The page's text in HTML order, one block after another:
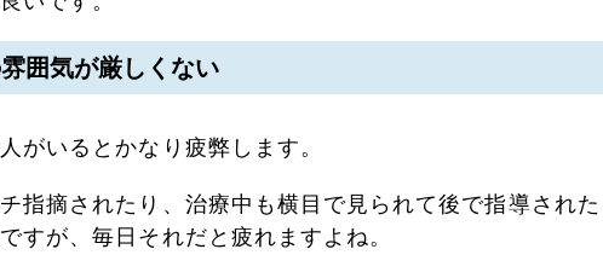
囲気が厳しくない
がいるとかなり疲弊します。
指摘されたり、治療中も横目で見られて後で指導された
すが、毎日それだと疲れますよね。